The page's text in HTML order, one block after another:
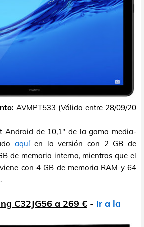
AVMPT533 (Válido entre 28/09/20
Android de 10,1" de la gama media-
aquíen la versión con 2 GB de
de memoria interna, mientras que el
con 4 GB de memoria RAM y 64
C32JG56 a 269 € - Ir a la